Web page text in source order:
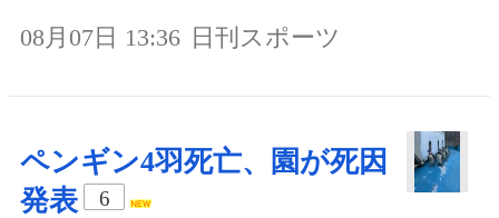
08月07日 13:36 日刊スポーツ
ペンギン4羽死亡、園が死因
発表
6